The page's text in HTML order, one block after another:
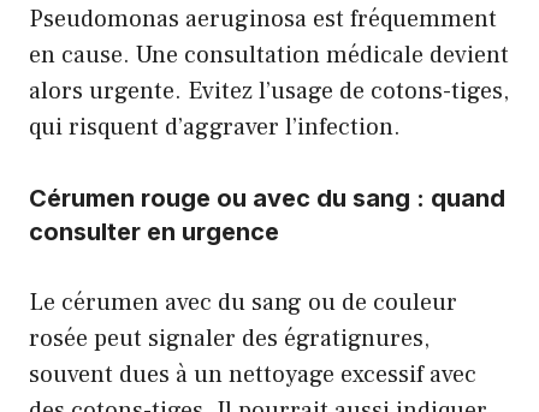
Pseudomonas aeruginosa est fréquemment
en cause. Une consultation médicale devient
alors urgente. Evitez l’usage de cotons-tiges,
qui risquent d’aggraver l’infection.
Cérumen rouge ou avec du sang : quand
consulter en urgence
Le cérumen avec du sang ou de couleur
rosée peut signaler des égratignures,
souvent dues à un nettoyage excessif avec